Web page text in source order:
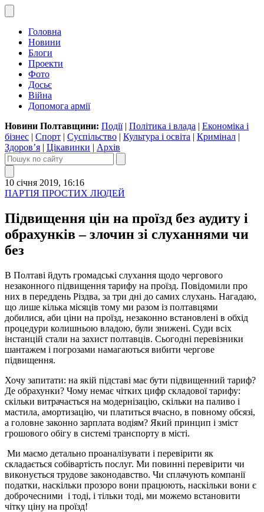
Головна
Новини
Блоги
Проекти
Фото
Досьє
Війна
Допомога армії
Новини Полтавщини: Події| Політика і влада | Економіка і
бізнес | Спорт | Суспільство | Культура і освіта | Кримінал |
Здоров’я | Цікавинки | Архів
10 січня 2019, 16:16
ПАРТІЯ ПРОСТИХ ЛЮДЕЙ
Підвищення цін на проїзд без аудиту і
обрахунків – злочин зі слуханнями чи
без
В Полтаві йдуть громадські слухання щодо чергового
незаконного підвищення тарифу на проїзд. Повідомили про
них в переддень Різдва, за три дні до самих слухань. Нагадаю,
що лише кілька місяців тому ми разом із полтавцями
добилися, аби ціни на проїзд, незаконно встановлені в обхід
процедури колишньою владою, були знижені. Суди всіх
інстанцій стали на захист полтавців. Сьогодні перевізники
шантажем і погрозами намагаються вибити чергове
підвищення.
Хочу запитати: на якій підставі має бути підвищенний тариф?
Де обрахунки? Чому немає чітких цифр складової тарифу:
скільки витрачається на модернізацію, скільки на паливо і
мастила, амортизацію, чи платиться вчасно, в повному обсязі,
а головне законно зарплата водіям? Який принцип і зміст
грошового обігу в системі транспорту в місті.
Ми маємо детально проаналізувати і перевірити як
складається собівартість послуг. Ми повинні перевірити чи
виконується трудове законодавство. Чи сплачують компанії
податки, наскільки прозоро вони працюють, наскільки вони є
доброчесними і тоді, і тільки тоді, ми можемо встановити
чітку ціну на проїзд!